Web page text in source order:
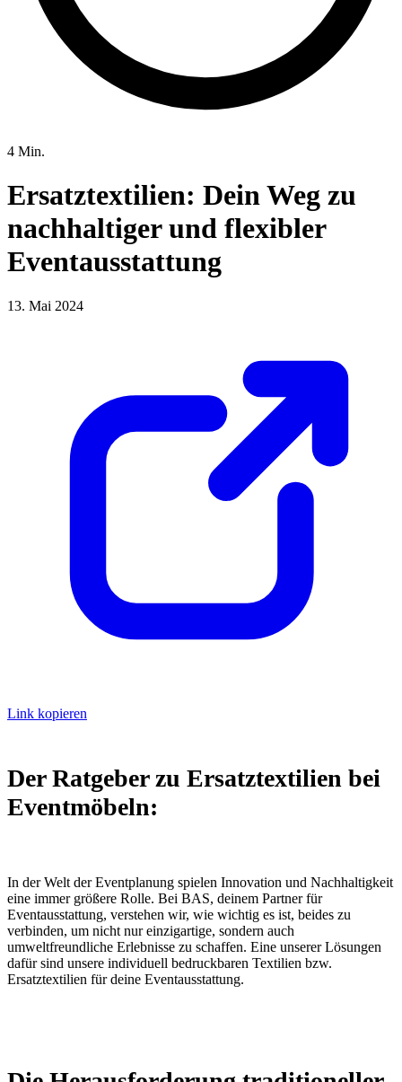
4 Min.
Ersatztextilien: Dein Weg zu
nachhaltiger und flexibler
Eventausstattung
13. Mai 2024
Link kopieren
Der Ratgeber zu Ersatztextilien bei
Eventmöbeln:
In der Welt der Eventplanung spielen Innovation und Nachhaltigkeit
eine immer größere Rolle. Bei BAS, deinem Partner für
Eventausstattung, verstehen wir, wie wichtig es ist, beides zu
verbinden, um nicht nur einzigartige, sondern auch
umweltfreundliche Erlebnisse zu schaffen. Eine unserer Lösungen
dafür sind unsere individuell bedruckbaren Textilien bzw.
Ersatztextilien für deine Eventausstattung.